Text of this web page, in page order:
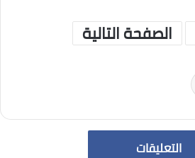
الصفحة التالية
التعليقات